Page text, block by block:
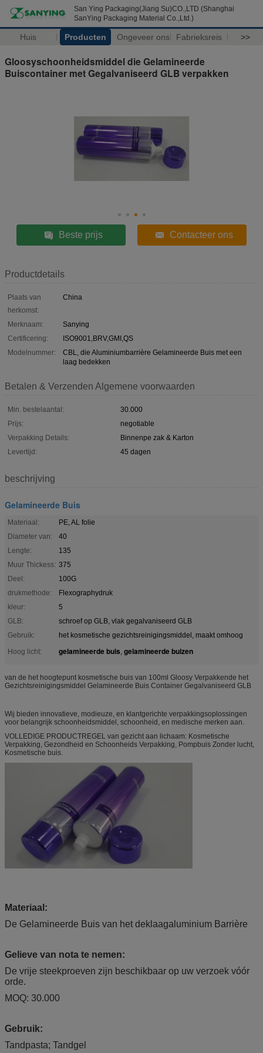
San Ying Packaging(Jiang Su)CO.,LTD (Shanghai
SanYing Packaging Material Co.,Ltd.)
Huis Producten Ongeveer ons Fabrieksreis >>
Gloosyschoonheidsmiddel die Gelamineerde
Buiscontainer met Gegalvaniseerd GLB verpakken
Beste prijs Contacteer ons
Productdetails
Plaats van
herkomst:
China
Merknaam:
Sanying
Certificering:
ISO9001,BRV,GMI,QS
Modelnummer:
CBL, die Aluminiumbarrière Gelamineerde Buis met een
laag bedekken
Betalen & Verzenden Algemene voorwaarden
Min. bestelaantal:
30.000
Prijs:
negotiable
Verpakking Details:
Binnenpe zak & Karton
Levertijd:
45 dagen
beschrijving
Gelamineerde Buis
Materiaal:
PE, AL folie
Diameter van:
40
Lengte:
135
Muur Thickess: 375
Deel:
100G
drukmethode:
Flexographydruk
kleur:
5
GLB:
schroef op GLB, vlak gegalvaniseerd GLB
Gebruik:
het kosmetische gezichtsreinigingsmiddel, maakt omhoog
Hoog licht:
gelamineerde buis, gelamineerde buizen
van de het hoogtepunt kosmetische buis van 100ml Gloosy Verpakkende het
Gezichtsreinigingsmiddel Gelamineerde Buis Container Gegalvaniseerd GLB
Wij bieden innovatieve, modieuze, en klantgerichte verpakkingsoplossingen
voor belangrijk schoonheidsmiddel, schoonheid, en medische merken aan.
VOLLEDIGE PRODUCTREGEL van gezicht aan lichaam: Kosmetische
Verpakking, Gezondheid en Schoonheids Verpakking, Pompbuis Zonder lucht,
Kosmetische buis.
Materiaal:
De Gelamineerde Buis van het deklaagaluminium Barrière
Gelieve van nota te nemen:
De vrije steekproeven zijn beschikbaar op uw verzoek vóór
orde.
MOQ: 30.000
Gebruik:
Tandpasta; Tandgel